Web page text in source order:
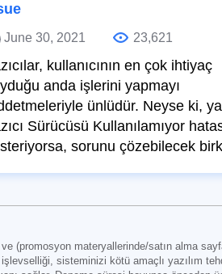
June 30, 2021 23,621
kullanıcının en çok ihtiyaç
anda işlerini yapmayı
ünlüdür. Neyse ki,
Sürücüsü Kullanılamıyor
sorunu çözebilecek
(promosyon materyallerinde/satın alma
sisteminizi kötü amaçlı yazılım